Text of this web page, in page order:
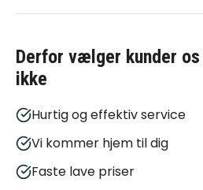
Derfor vælger kunder os
ikke
Hurtig og effektiv service
Vi kommer hjem til dig
Faste lave priser